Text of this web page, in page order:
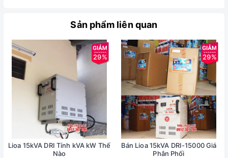
Sản phẩm liên quan
29%
Lioa 15kVA DRI Tính kVA kW Thế
Nào
29%
Bán Lioa 15kVA DRI-15000 Giá
Phân Phối